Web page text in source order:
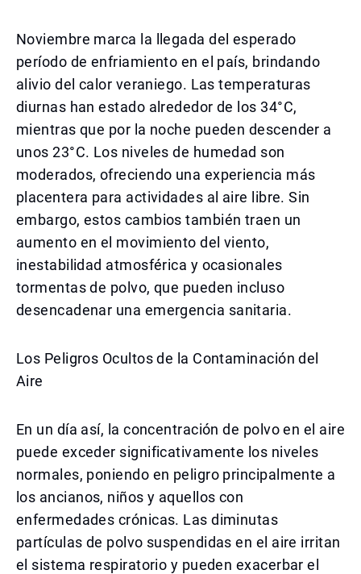
Noviembre marca la llegada del esperado
período de enfriamiento en el país, brindando
alivio del calor veraniego. Las temperaturas
diurnas han estado alrededor de los 34°C,
mientras que por la noche pueden descender a
unos 23°C. Los niveles de humedad son
moderados, ofreciendo una experiencia más
placentera para actividades al aire libre. Sin
embargo, estos cambios también traen un
aumento en el movimiento del viento,
inestabilidad atmosférica y ocasionales
tormentas de polvo, que pueden incluso
desencadenar una emergencia sanitaria.
Los Peligros Ocultos de la Contaminación del
Aire
En un día así, la concentración de polvo en el aire
puede exceder significativamente los niveles
normales, poniendo en peligro principalmente a
los ancianos, niños y aquellos con
enfermedades crónicas. Las diminutas
partículas de polvo suspendidas en el aire irritan
el sistema respiratorio y pueden exacerbar el